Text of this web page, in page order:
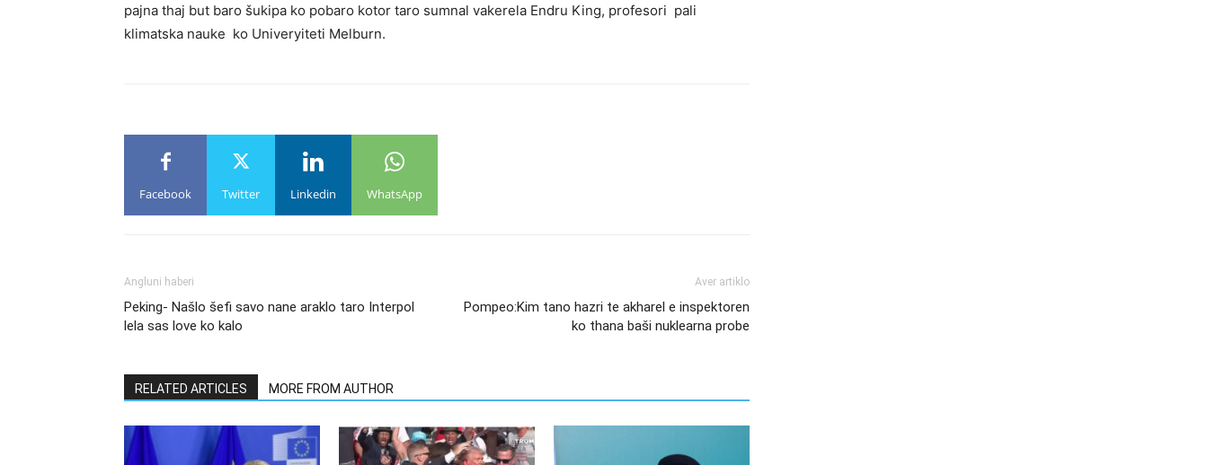
pajna thaj but baro šukipa ko pobaro kotor taro sumnal vakerela Endru King, profesori pali
klimatska nauke ko Univeryiteti Melburn.
Facebook Twitter Linkedin WhatsApp
Angluni haberi
Peking- Našlo šefi savo nane araklo taro Interpol
lela sas love ko kalo
Aver artiklo
Pompeo:Kim tano hazri te akharel e inspektoren
ko thana baši nuklearna probe
RELATED ARTICLES MORE FROM AUTHOR